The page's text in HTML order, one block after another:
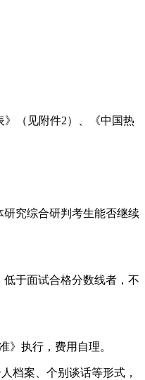
》（见附件2）、《中国热
究综合研判考生能否继续
于面试合格分数线者，不
》执行，费用自理。
档案、个别谈话等形式，